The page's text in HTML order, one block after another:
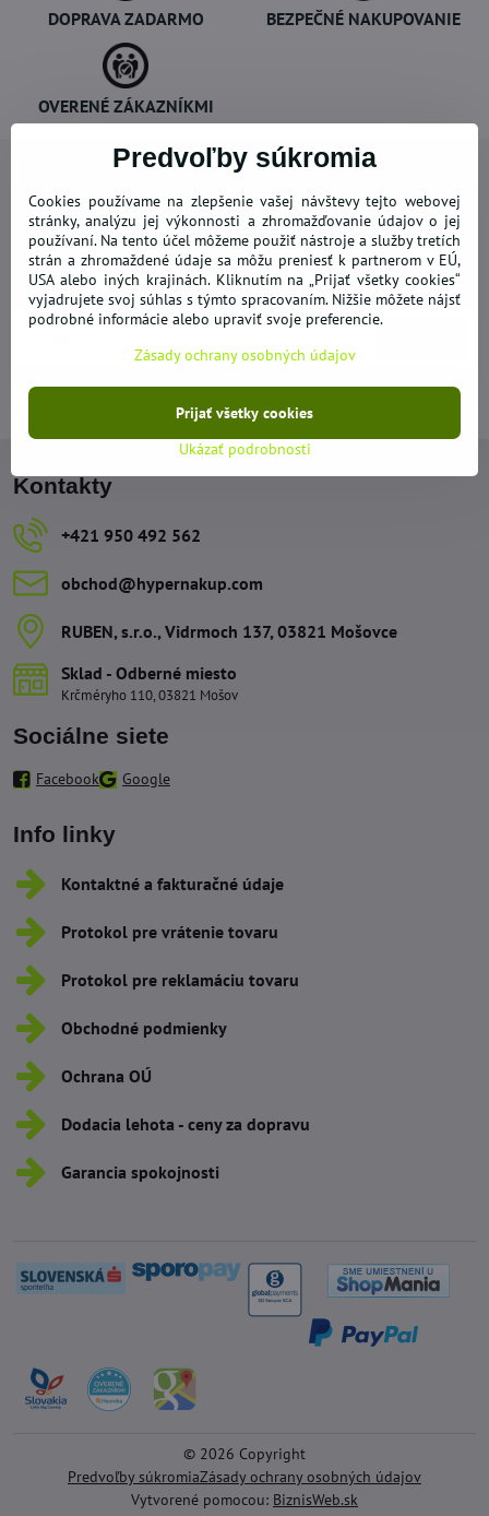
DOPRAVA ZADARMO BEZPEČNÉ NAKUPOVANIE
OVERENÉ ZÁKAZNÍKMI
Newsletter
Odoberať naše novinky:
Kontakty
+421 950 492 562
obchod​@hypernakup​.com
RUBEN, s​.r​.o​., Vidrmoch 137, 03821 Mošovce
Sklad - Odberné miesto
Krčméryho 110, 03821 Mošov
Sociálne siete
Facebook Google
Info linky
Kontaktné a fakturačné údaje
Protokol pre vrátenie tovaru
Protokol pre reklamáciu tovaru
Obchodné podmienky
Ochrana OÚ
Dodacia lehota - ceny za dopravu
Garancia spokojnosti
© 2026 Copyright
Predvoľby súkromiaZásady ochrany osobných údajov
Vytvorené pomocou: BiznisWeb.sk
Predvoľby súkromia
Cookies používame na zlepšenie vašej návštevy tejto webovej
stránky, analýzu jej výkonnosti a zhromažďovanie údajov o jej
používaní. Na tento účel môžeme použiť nástroje a služby tretích
strán a zhromaždené údaje sa môžu preniesť k partnerom v EÚ,
USA alebo iných krajinách. Kliknutím na „Prijať všetky cookies“
vyjadrujete svoj súhlas s týmto spracovaním. Nižšie môžete nájsť
podrobné informácie alebo upraviť svoje preferencie.
Zásady ochrany osobných údajov
Ukázať podrobnosti
Prijať všetky cookies